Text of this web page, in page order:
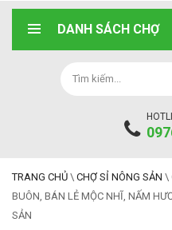
DANH SÁCH CHỢ
TRANG CHỦ \ CHỢ SỈ NÔNG SẢN \
BUÔN, BÁN LẺ MỘC NHĨ, NẤM
SẢN